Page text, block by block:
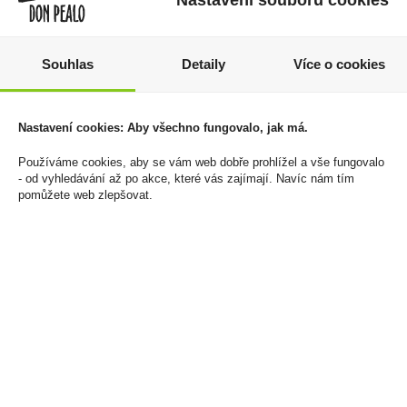
Liquid Dekang 10ml DAF
11mg/ml
160 Kč
Skladem:100 - 500 ks
Zapalovač PROF
1 145 Kč
Cena za:balení (20 ks)
Skladem:5 - 50 balení
Souhlas Detaily Více o cookies
Nastavení cookies: Aby všechno fungovalo, jak má.
Používáme cookies, aby se vám web dobře prohlížel a vše fungovalo
- od vyhledávání až po akce, které vás zajímají. Navíc nám tím
pomůžete web zlepšovat.